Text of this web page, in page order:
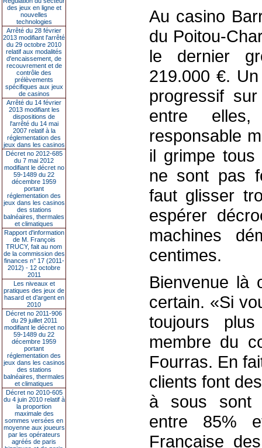
des jeux en ligne et
nouvelles
technologies
Arrêté du 28 février
2013 modifiant l'arrêté
du 29 octobre 2010
relatif aux modalités
d'encaissement, de
recouvrement et de
contrôle des
prélèvements
spécifiques aux jeux
de casinos
Arrêté du 14 février
2013 modifiant les
dispositions de
l'arrêté du 14 mai
2007 relatif à la
réglementation des
jeux dans les casinos
Décret no 2012-685
du 7 mai 2012
modifiant le décret no
59-1489 du 22
décembre 1959
portant
réglementation des
jeux dans les casinos
des stations
balnéaires, thermales
et climatiques
Rapport d'information
de M. François
TRUCY, fait au nom
de la commission des
finances n° 17 (2011-
2012) - 12 octobre
2011
Les niveaux et
pratiques des jeux de
hasard et d’argent en
2010
Décret no 2011-906
du 29 juillet 2011
modifiant le décret no
59-1489 du 22
décembre 1959
portant
réglementation des
jeux dans les casinos
des stations
balnéaires, thermales
et climatiques
Décret no 2010-605
du 4 juin 2010 relatif à
la proportion
maximale des
sommes versées en
moyenne aux joueurs
par les opérateurs
agréés de paris
Au casino
du Poitou-
le dernier
219.000 €.
progressif
entre elles,
responsable
il grimpe
ne sont pas
faut glisser
espérer
machines
centimes.
Bienvenue là
certain. «Si
toujours
membre du
Fourras. En
clients font
à sous sont
entre 85%
Française